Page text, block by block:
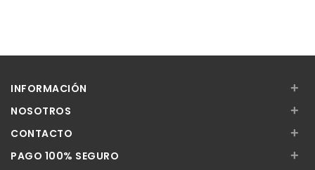
INFORMACIÓN +
NOSOTROS +
CONTACTO +
PAGO 100% SEGURO +